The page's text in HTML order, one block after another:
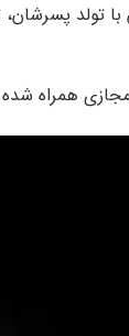
تولد پسرشان،
مجازی همراه